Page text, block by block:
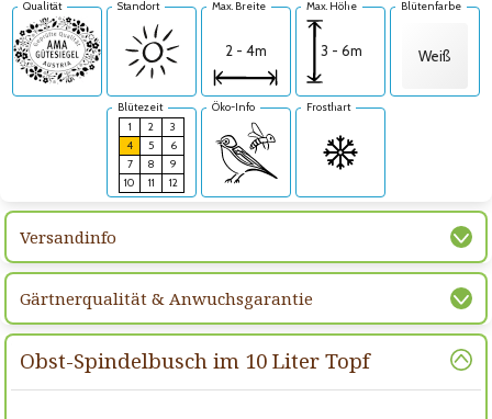
Qualität Standort Max. Breite
2 - 4m
Max. Höhe
3 - 6m
Blütenfarbe
Weiß
Blütezeit
1
2
3
4
5
6
7
8
9
10
11 12
Öko-Info Frosthart
Versandinfo
Gärtnerqualität & Anwuchsgarantie
Obst-Spindelbusch im 10 Liter Topf